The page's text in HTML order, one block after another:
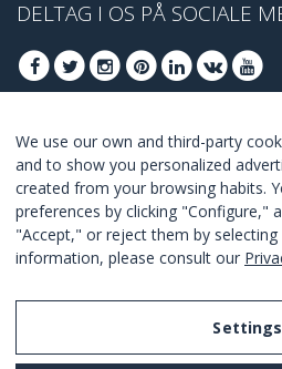
DELTAG I OS PÅ SOCIALE
DELTAG AT FÅ BEDSTE
I Agree with the terms and
We use our own and third-party
and to show you personalized
created from your browsing habits.
preferences by clicking "Configure,"
"Accept," or reject them by
information, please consult our
Settings
Legal